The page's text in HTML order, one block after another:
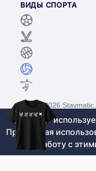
ВИДЫ СПОРТА
©2017-2026
Для лиц
проводятся игры на
Этот сайт
Продолжая
работу с